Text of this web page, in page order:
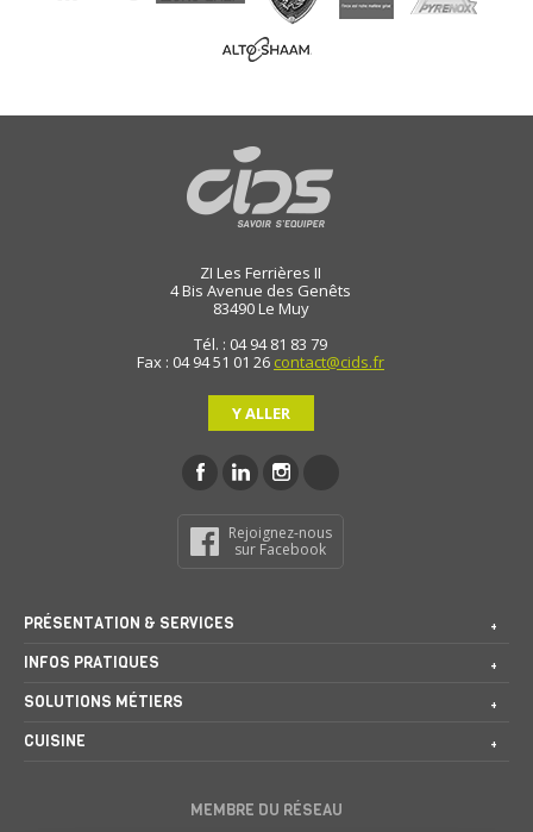
ZI Les Ferrières II
4 Bis Avenue des Genêts
83490Le Muy
Tél. : 04 94 81 83 79
Fax : 04 94 51 01 26 contact@cids.fr
Y ALLER
Rejoignez-nous
sur Facebook
PRÉSENTATION & SERVICES
INFOS PRATIQUES
SOLUTIONS MÉTIERS
CUISINE
MEMBRE DU RÉSEAU